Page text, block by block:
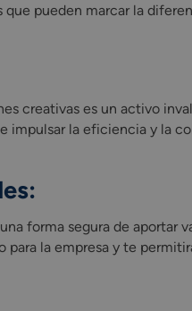
pueden marcar la
creativas es un activo
impulsar la eficiencia y la
forma segura de aportar
la empresa y te